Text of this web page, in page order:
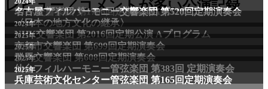
レビュー／コメントが多い公演記録
NHK交響楽団 第1706回定期公演Aプログラム
名古屋フィルハーモニー交響楽団 第520回定期演奏会
〈日本の地方文化の継承〉
2024年
NHK交響楽団 第2016回定期公演 Aプログラム
2025年
京都市交響楽団 第699回定期演奏会
2025年
群馬交響楽団 第608回定期演奏会
2025年
仙台フィルハーモニー管弦楽団 第383回 定期演奏会
2025年
兵庫芸術文化センター管弦楽団 第165回定期演奏会